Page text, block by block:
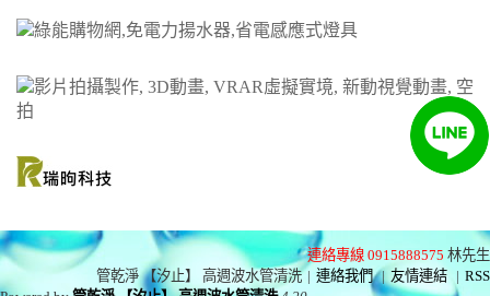
連絡專線 0915888575 林先生
管乾淨 【汐止】 高週波水管清洗 | 連絡我們 | 友情連結 | RSS